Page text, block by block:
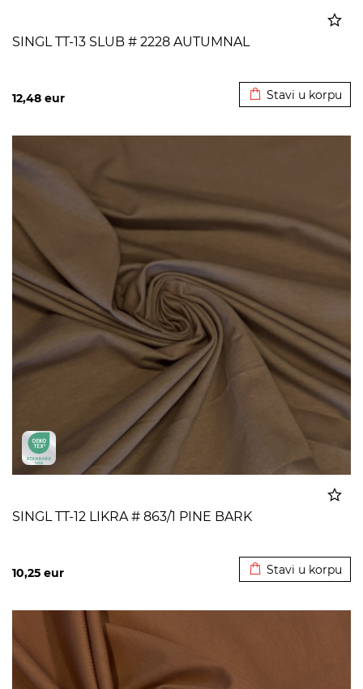
SINGL TT-13 SLUB # 2228 AUTUMNAL
12,48 eur Stavi u korpu
SINGL TT-12 LIKRA # 863/1 PINE BARK
10,25 eur Stavi u korpu